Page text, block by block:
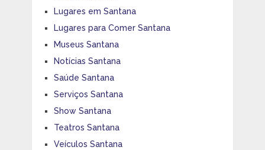
Lugares em Santana
Lugares para Comer Santana
Museus Santana
Notícias Santana
Saúde Santana
Serviços Santana
Show Santana
Teatros Santana
Veículos Santana